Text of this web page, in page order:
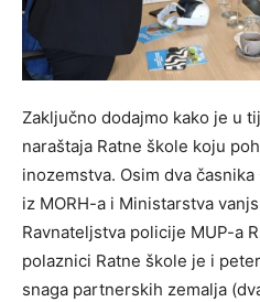
Zaključno dodajmo kako je u
naraštaja Ratne škole koju
inozemstva. Osim dva
iz MORH-a i Ministarstva
Ravnateljstva policije MUP-a
polaznici Ratne škole je i
snaga partnerskih zemalja